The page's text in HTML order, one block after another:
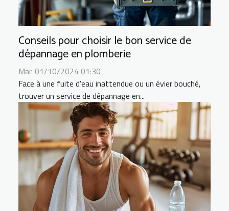
Conseils pour choisir le bon service de
dépannage en plomberie
Mar. 01/10/2024 01:30
Face à une fuite d'eau inattendue ou un évier bouché,
trouver un service de dépannage en...